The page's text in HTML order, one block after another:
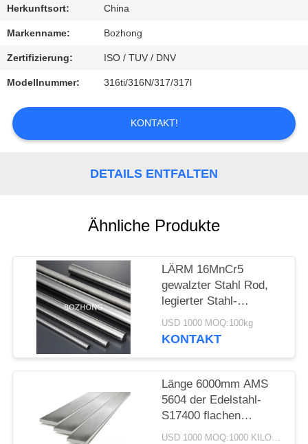
SIE
MIT
UNS
IN
VERBINDUNG
FORDERN
Herkunftsort: China
Markenname: Bozhong
Zertifizierung: ISO / TUV / DNV
Modellnummer: 316ti/316N/317/317l
KONTAKT!
DETAILS ENTFALTEN
Ähnliche Produkte
LÄRM 16MnCr5
gewalzter Stahl Rod,
legierter Stahl-
Metallrundeisen-Vorrat-
kundenspezifische
USD 1000 MOQ:100kg
KONTAKT
Länge 6000mm AMS
5604 der Edelstahl-
S17400 flachen
Stangen-400mm
USD 1000 MOQ:1000 KILOGRAMM